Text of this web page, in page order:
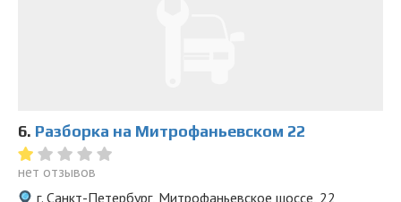
6. Разборка на Митрофаньевском 22
нет отзывов
г. Санкт-Петербург, Митрофаньевское шоссе, 22